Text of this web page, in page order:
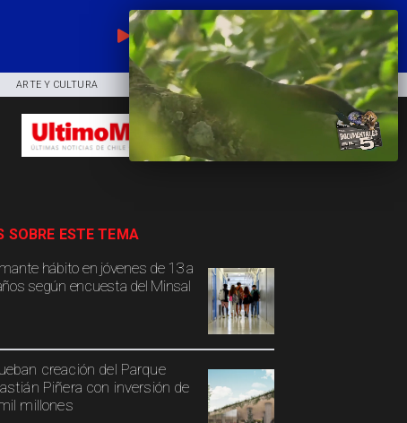
EN VIVO
ARTE Y CULTURA COMUNIDAD DEPORTES
hábito en jóvenes de 13 a
según encuesta del Minsal
creación del Parque
Piñera con inversión de
millones
SOBRE ESTE TEMA